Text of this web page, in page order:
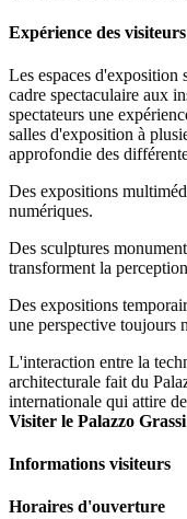
Expérience des
Les espaces d'exposition
cadre spectaculaire aux
spectateurs une
salles d'exposition à
approfondie des
Des expositions
numériques.
Des sculptures
transforment la
Des expositions
une perspective toujours
L'interaction entre la
architecturale fait du
internationale qui attire
Visiter le Palazzo Grassi
Informations visiteurs
Horaires d'ouverture